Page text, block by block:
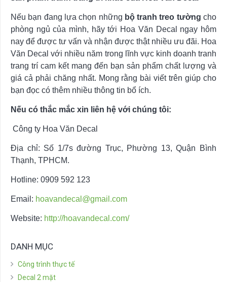
Nếu bạn đang lựa chọn những bộ tranh treo tường cho
phòng ngủ của mình, hãy tới Hoa Văn Decal ngay hôm
nay để được tư vấn và nhận được thật nhiều ưu đãi. Hoa
Văn Decal với nhiều năm trong lĩnh vực kinh doanh tranh
trang trí cam kết mang đến bạn sản phẩm chất lượng và
giá cả phải chăng nhất. Mong rằng bài viết trên giúp cho
bạn đọc có thêm nhiều thông tin bổ ích.
Nếu có thắc mắc xin liên hệ với chúng tôi:
Công ty Hoa Văn Decal
Địa chỉ: Số 1/7s đường Trục, Phường 13, Quận Bình
Thạnh, TPHCM.
Hotline: 0909 592 123
Email: hoavandecal@gmail.com
Website: http://hoavandecal.com/
DANH MỤC
Công trình thực tế
Decal 2 mặt